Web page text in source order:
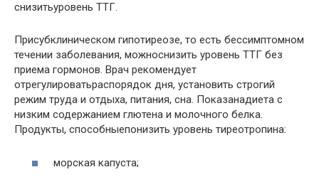
снизитьуровень ТТГ.
Присубклиническом гипотиреозе, то есть бессимптомном
течении заболевания, можноснизить уровень ТТГ без
приема гормонов. Врач рекомендует
отрегулироватьраспорядок дня, установить строгий
режим труда и отдыха, питания, сна. Показанадиета с
низким содержанием глютена и молочного белка.
Продукты, способныепонизить уровень тиреотропина:
морская капуста;